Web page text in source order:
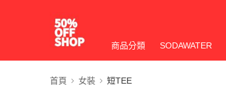
商品分類 SODAWATER
首頁 女裝 短TEE